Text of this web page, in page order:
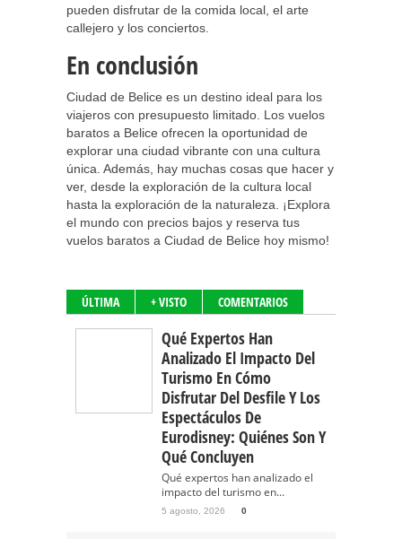
pueden disfrutar de la comida local, el arte
callejero y los conciertos.
En conclusión
Ciudad de Belice es un destino ideal para los
viajeros con presupuesto limitado. Los vuelos
baratos a Belice ofrecen la oportunidad de
explorar una ciudad vibrante con una cultura
única. Además, hay muchas cosas que hacer y
ver, desde la exploración de la cultura local
hasta la exploración de la naturaleza. ¡Explora
el mundo con precios bajos y reserva tus
vuelos baratos a Ciudad de Belice hoy mismo!
ÚLTIMA + VISTO COMENTARIOS
Qué Expertos Han
Analizado El Impacto Del
Turismo En Cómo
Disfrutar Del Desfile Y Los
Espectáculos De
Eurodisney: Quiénes Son Y
Qué Concluyen
Qué expertos han analizado el
impacto del turismo en...
5 agosto, 2026 0